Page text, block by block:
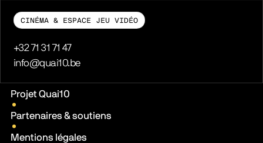
CINÉMA & ESPACE JEU VIDÉO
Téléphone
+32 71 31 71 47
E-mail
info@quai10.be
Liens pratiques
Projet Quai10
Partenaires & soutiens
Mentions légales